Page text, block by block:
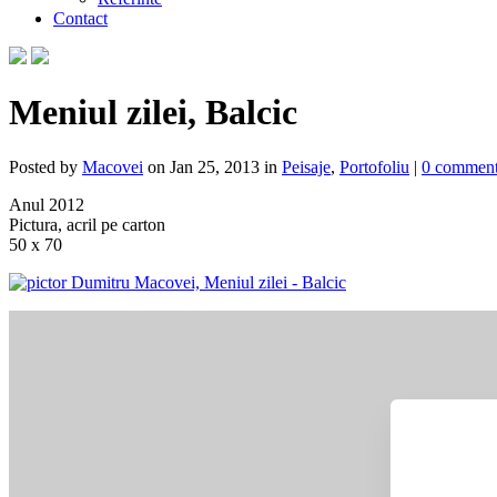
Contact
Meniul zilei, Balcic
Posted by Macovei on Jan 25, 2013 in Peisaje, Portofoliu | 0
Anul 2012
Pictura, acril pe carton
50 x 70